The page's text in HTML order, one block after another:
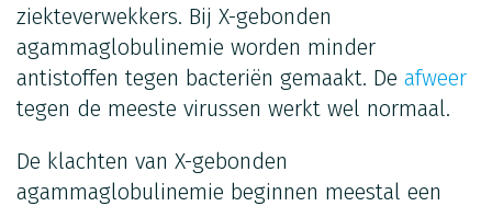
ziekteverwekkers. Bij X-gebonden
agammaglobulinemie worden minder
antistoffen tegen bacteriën gemaakt. De afweer
tegen de meeste virussen werkt wel normaal.
De klachten van X-gebonden
agammaglobulinemie beginnen meestal een